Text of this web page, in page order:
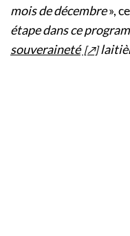
mois de décembre»,
étape dans ce
souveraineté